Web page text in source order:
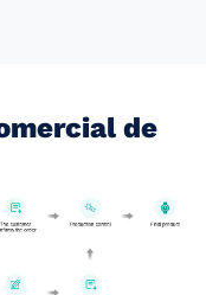
de